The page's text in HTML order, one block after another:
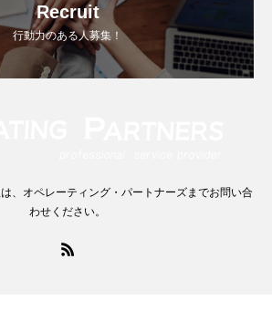
Recruit
行動力のある人募集！
、オペレーティング・パートナーズまでお問い合
わせください。